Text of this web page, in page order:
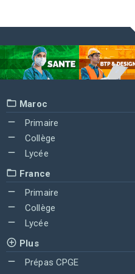
Maroc
Primaire
Collège
Lycée
France
Primaire
Collège
Lycée
Plus
Prépas CPGE